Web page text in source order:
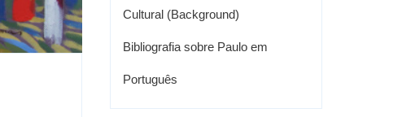
Cultural (Background)
Bibliografia sobre Paulo em
Português